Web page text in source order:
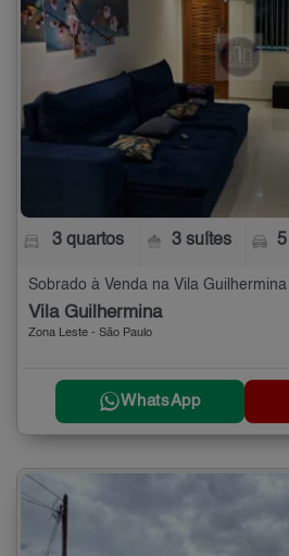
3 quartos 3 suítes
Sobrado à Venda na Vila
Vila Guilhermina
Zona Leste - São Paulo
WhatsApp